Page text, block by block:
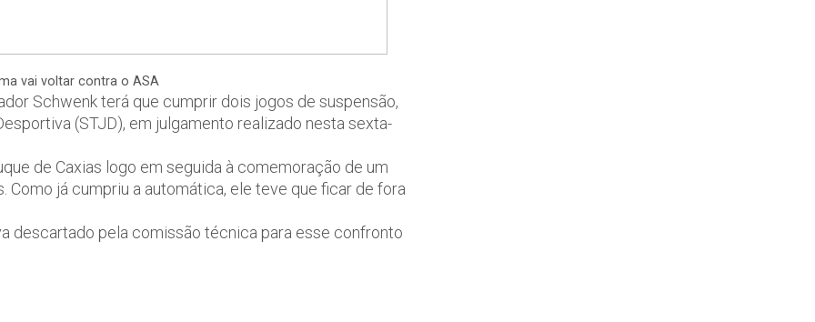
vai voltar contra o ASA
Schwenk terá que cumprir dois jogos de suspensão,
(STJD), em julgamento realizado nesta sexta-
de Caxias logo em seguida à comemoração de um
já cumpriu a automática, ele teve que ficar de fora
descartado pela comissão técnica para esse confronto